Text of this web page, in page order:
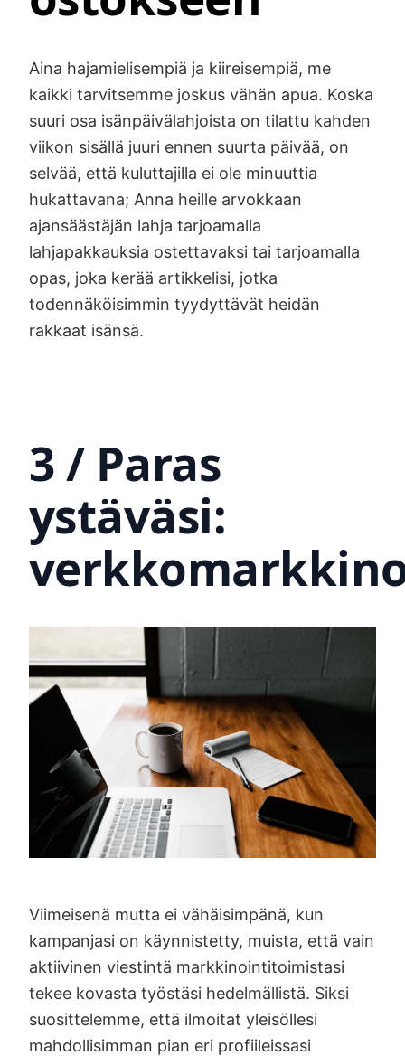
Aina hajamielisempiä ja kiireisempiä, me
kaikki tarvitsemme joskus vähän apua. Koska
suuri osa isänpäivälahjoista on tilattu kahden
viikon sisällä juuri ennen suurta päivää, on
selvää, että kuluttajilla ei ole minuuttia
hukattavana; Anna heille arvokkaan
ajansäästäjän lahja tarjoamalla
lahjapakkauksia ostettavaksi tai tarjoamalla
opas, joka kerää artikkelisi, jotka
todennäköisimmin tyydyttävät heidän
rakkaat isänsä.
3 / Paras
ystäväsi:
Viimeisenä mutta ei vähäisimpänä, kun
kampanjasi on käynnistetty, muista, että vain
aktiivinen viestintä markkinointitoimistasi
tekee kovasta työstäsi hedelmällistä. Siksi
suosittelemme, että ilmoitat yleisöllesi
mahdollisimman pian eri profiileissasi